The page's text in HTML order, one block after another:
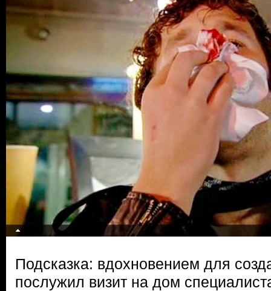
Подсказка: вдохновением для
послужил визит на дом